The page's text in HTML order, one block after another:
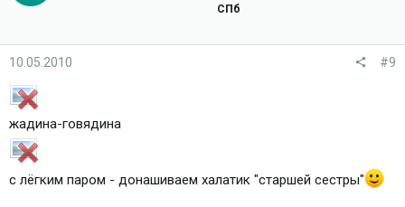
СПб
10.05.2010 #9
жадина-говядина
с лёгким паром - донашиваем халатик "старшей сестры"